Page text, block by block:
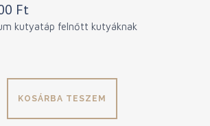
Ft
kutyatáp felnőtt kutyáknak
KOSÁRBA TESZEM